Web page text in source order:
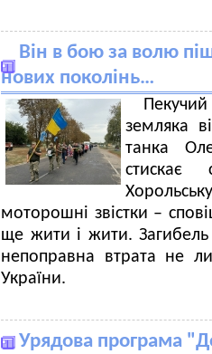
Він в бою за волю
нових поколінь…
земляка
танка
моторошні звістки –
ще жити і жити.
непоправна втрата не
України.
Урядова програма